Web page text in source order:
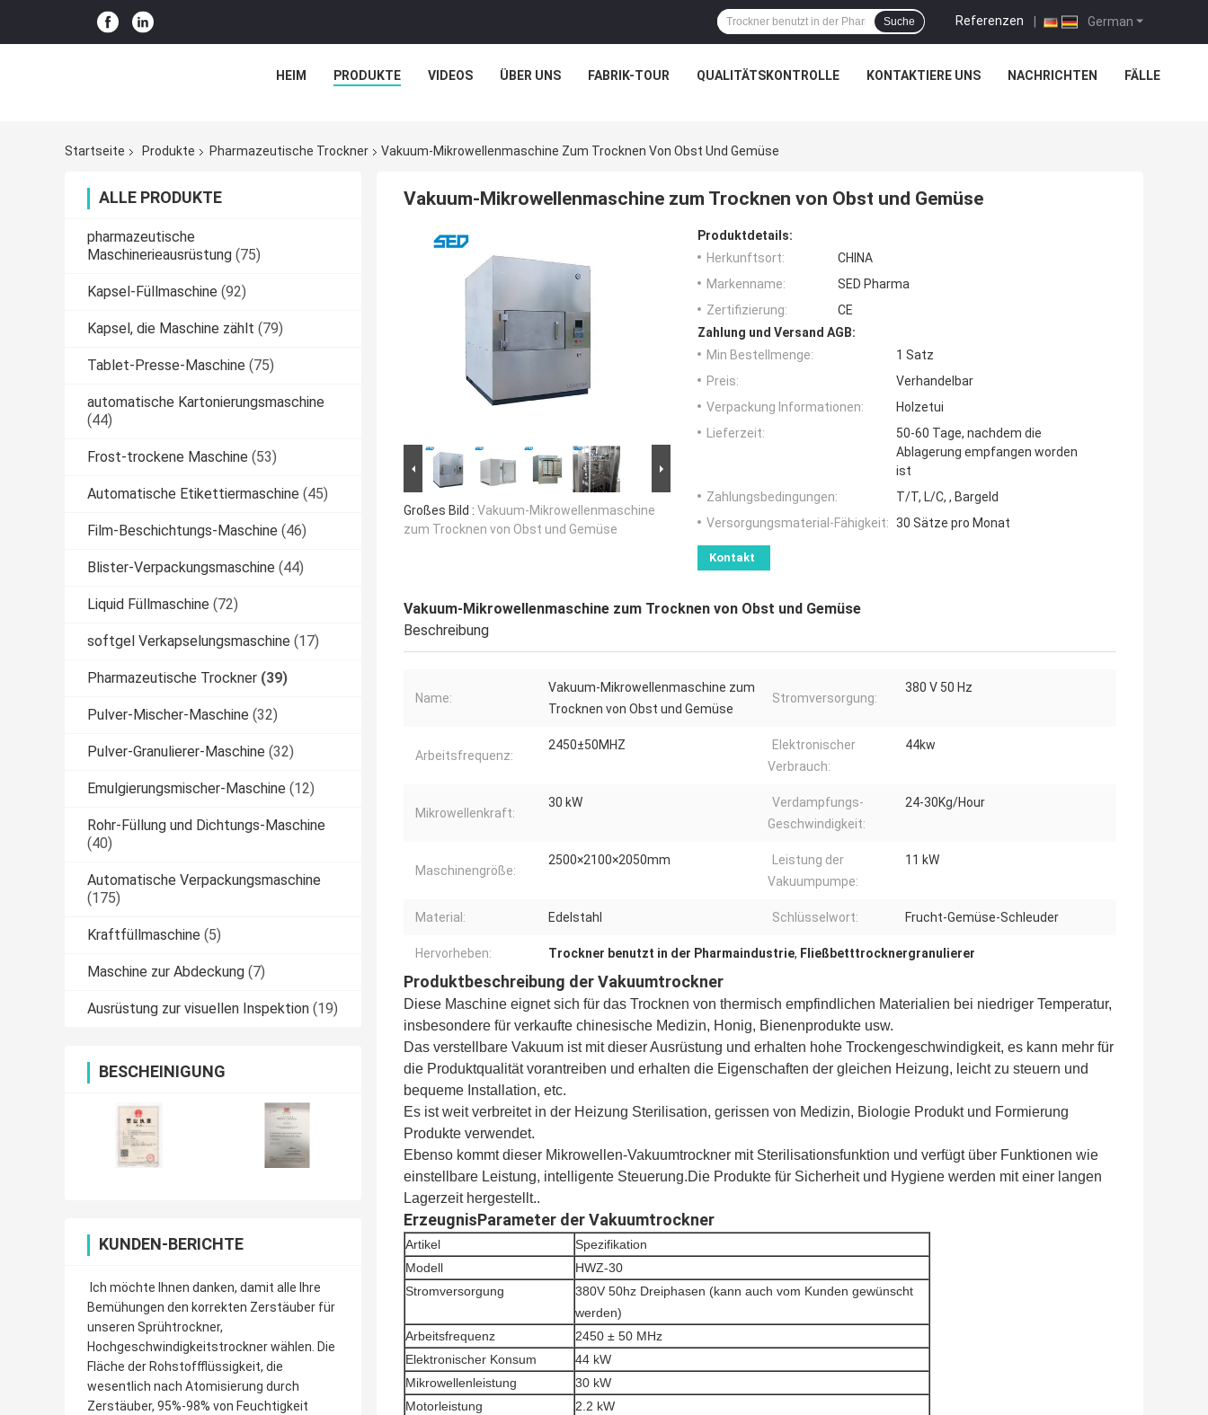
German
Referenzen |
Suche
HEIM PRODUKTE VIDEOS ÜBER UNS FABRIK-TOUR QUALITÄTSKONTROLLE KONTAKTIERE UNS NACHRICHTEN FÄLLE
Startseite Produkte Pharmazeutische Trockner Vakuum-Mikrowellenmaschine Zum Trocknen Von Obst Und Gemüse
ALLE PRODUKTE
pharmazeutische
Maschinerieausrüstung (75)
Kapsel-Füllmaschine (92)
Kapsel, die Maschine zählt (79)
Tablet-Presse-Maschine (75)
automatische Kartonierungsmaschine
(44)
Frost-trockene Maschine (53)
Automatische Etikettiermaschine (45)
Film-Beschichtungs-Maschine (46)
Blister-Verpackungsmaschine (44)
Liquid Füllmaschine (72)
softgel Verkapselungsmaschine (17)
Pharmazeutische Trockner (39)
Pulver-Mischer-Maschine (32)
Pulver-Granulierer-Maschine (32)
Emulgierungsmischer-Maschine (12)
Rohr-Füllung und Dichtungs-Maschine
(40)
Automatische Verpackungsmaschine
(175)
Kraftfüllmaschine (5)
Maschine zur Abdeckung (7)
Ausrüstung zur visuellen Inspektion (19)
BESCHEINIGUNG
KUNDEN-BERICHTE
Ich möchte Ihnen danken, damit alle Ihre
Bemühungen den korrekten Zerstäuber für
unseren Sprühtrockner,
Hochgeschwindigkeitstrockner wählen. Die
Fläche der Rohstoffflüssigkeit, die
wesentlich nach Atomisierung durch
Zerstäuber, 95%-98% von Feuchtigkeit
Vakuum-Mikrowellenmaschine zum Trocknen von Obst und Gemüse
Großes Bild : Vakuum-Mikrowellenmaschine
zum Trocknen von Obst und Gemüse
Produktdetails:
Herkunftsort:
CHINA
Markenname:
SED Pharma
Zertifizierung:
CE
Zahlung und Versand AGB:
Min Bestellmenge:
1 Satz
Preis:
Verhandelbar
Verpackung Informationen:
Holzetui
Lieferzeit:
50-60 Tage, nachdem die
Ablagerung empfangen worden
ist
Zahlungsbedingungen:
T/T, L/C, , Bargeld
Versorgungsmaterial-Fähigkeit: 30 Sätze pro Monat
Kontakt
Vakuum-Mikrowellenmaschine zum Trocknen von Obst und Gemüse
Beschreibung
Name:
Vakuum-Mikrowellenmaschine zum
Trocknen von Obst und Gemüse
Stromversorgung:
380 V 50 Hz
Arbeitsfrequenz:
2450±50MHZ
Elektronischer
Verbrauch:
44kw
Mikrowellenkraft:
30 kW
Verdampfungs-
Geschwindigkeit:
24-30Kg/Hour
Maschinengröße:
2500×2100×2050mm
Leistung der
Vakuumpumpe:
11 kW
Material: Edelstahl Schlüsselwort: Frucht-Gemüse-Schleuder
Hervorheben: Trockner benutzt in der Pharmaindustrie, Fließbetttrocknergranulierer
Produktbeschreibung der Vakuumtrockner
Diese Maschine eignet sich für das Trocknen von thermisch empfindlichen Materialien bei niedriger Temperatur,
insbesondere für verkaufte chinesische Medizin, Honig, Bienenprodukte usw.
Das verstellbare Vakuum ist mit dieser Ausrüstung und erhalten hohe Trockengeschwindigkeit, es kann mehr für
die Produktqualität vorantreiben und erhalten die Eigenschaften der gleichen Heizung, leicht zu steuern und
bequeme Installation, etc.
Es ist weit verbreitet in der Heizung Sterilisation, gerissen von Medizin, Biologie Produkt und Formierung
Produkte verwendet.
Ebenso kommt dieser Mikrowellen-Vakuumtrockner mit Sterilisationsfunktion und verfügt über Funktionen wie
einstellbare Leistung, intelligente Steuerung.Die Produkte für Sicherheit und Hygiene werden mit einer langen
Lagerzeit hergestellt..
ErzeugnisParameter der Vakuumtrockner
Artikel
Spezifikation
Modell
HWZ-30
Stromversorgung
380V 50hz Dreiphasen (kann auch vom Kunden gewünscht
werden)
Arbeitsfrequenz
2450 ± 50 MHz
Elektronischer Konsum
44 kW
Mikrowellenleistung
30 kW
Motorleistung
2.2 kW